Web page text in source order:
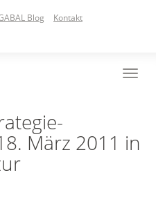
Blog Kontakt
März 2011 in